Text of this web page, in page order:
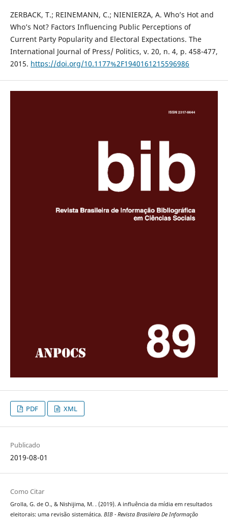
ZERBACK, T.; REINEMANN, C.; NIENIERZA, A. Who’s Hot and
Who’s Not? Factors Influencing Public Perceptions of
Current Party Popularity and Electoral Expectations. The
International Journal of Press/ Politics, v. 20, n. 4, p. 458-477,
2015. https://doi.org/10.1177%2F1940161215596986
PDF XML
Publicado
2019-08-01
Como Citar
Grolla, G. de O., & Nishijima, M. . (2019). A influência da mídia em resultados
eleitorais: uma revisão sistemática. BIB - Revista Brasileira De Informação